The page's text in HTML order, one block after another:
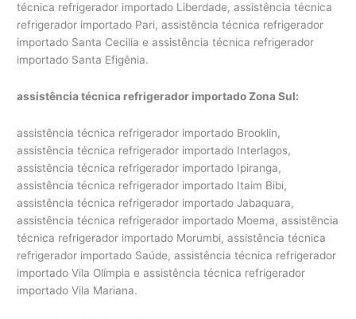
técnica refrigerador importado Liberdade, assistência técnica
refrigerador importado Pari, assistência técnica refrigerador
importado Santa Cecilia e assistência técnica refrigerador
importado Santa Efigênia.
assistência técnica refrigerador importado Zona Sul:
assistência técnica refrigerador importado Brooklin,
assistência técnica refrigerador importado Interlagos,
assistência técnica refrigerador importado Ipiranga,
assistência técnica refrigerador importado Itaim Bibi,
assistência técnica refrigerador importado Jabaquara,
assistência técnica refrigerador importado Moema, assistência
técnica refrigerador importado Morumbi, assistência técnica
refrigerador importado Saúde, assistência técnica refrigerador
importado Vila Olímpia e assistência técnica refrigerador
importado Vila Mariana.